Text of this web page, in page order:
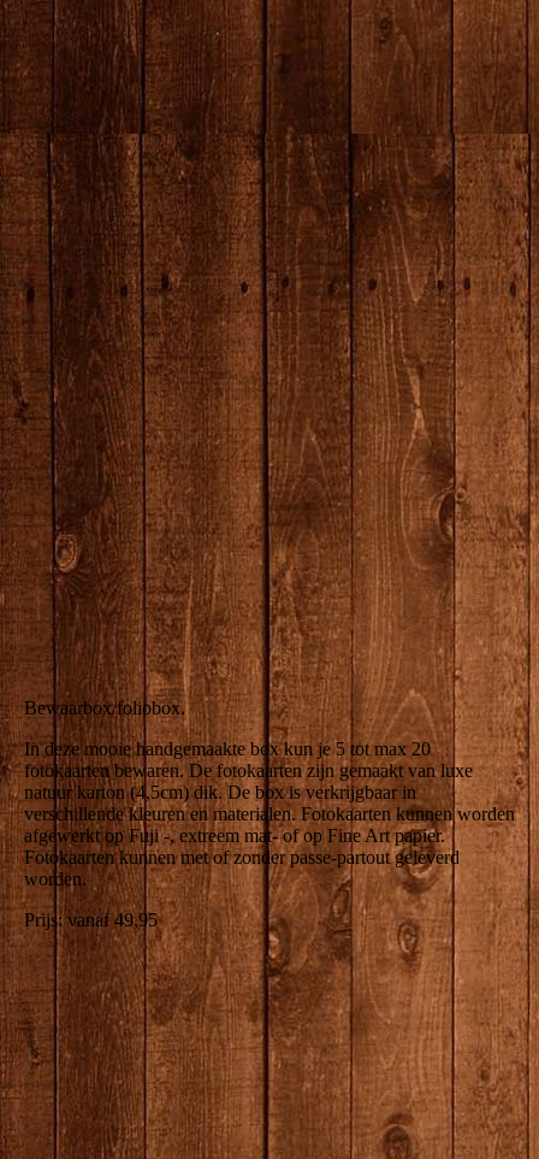
producten--7
producten--8
Bewaarbox/foliobox.
In deze mooie handgemaakte box kun je 5 tot max 20
fotokaarten bewaren. De fotokaarten zijn gemaakt van luxe
natuur karton (4,5cm) dik. De box is verkrijgbaar in
verschillende kleuren en materialen. Fotokaarten kunnen worden
afgewerkt op Fuji -, extreem mat- of op Fine Art papier.
Fotokaarten kunnen met of zonder passe-partout geleverd
worden.
Prijs: vanaf 49,95